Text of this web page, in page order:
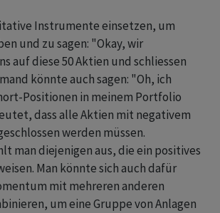
Instrumente einsetzen, um
und zu sagen: "Okay, wir
auf diese 50 Aktien und schliessen
könnte auch sagen: "Oh, ich
Positionen in meinem Portfolio
dass alle Aktien mit negativem
werden müssen.
man diejenigen aus, die ein positives
Man könnte sich auch dafür
mit mehreren anderen
um eine Gruppe von Anlagen